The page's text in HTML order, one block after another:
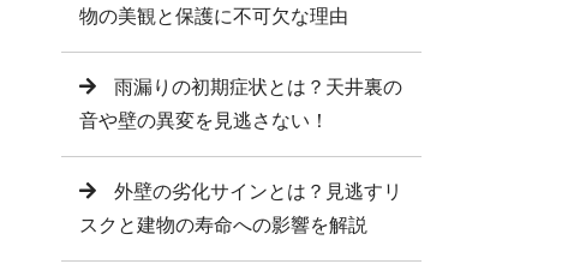
物の美観と保護に不可欠な理由
雨漏りの初期症状とは？天井裏の
音や壁の異変を見逃さない！
外壁の劣化サインとは？見逃すリ
スクと建物の寿命への影響を解説